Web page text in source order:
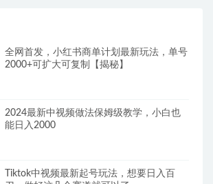
全网首发，小红书商单计划最新玩法，单号
2000+可扩大可复制【揭秘】
2024最新中视频做法保姆级教学，小白也
能日入2000
Tiktok中视频最新起号玩法，想要日入百